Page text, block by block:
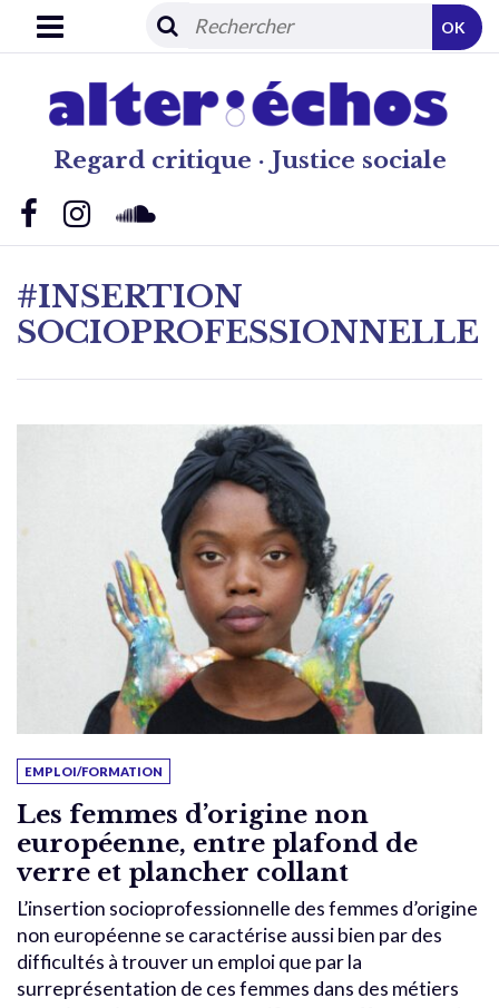
Regard critique · Justice sociale
OK
#INSERTION
SOCIOPROFESSIONNELLE
EMPLOI/FORMATION
Les femmes d’origine non
européenne, entre plafond de
verre et plancher collant
L’insertion socioprofessionnelle des femmes d’origine
non européenne se caractérise aussi bien par des
difficultés à trouver un emploi que par la
surreprésentation de ces femmes dans des métiers